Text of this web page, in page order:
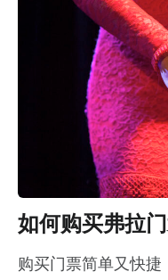
如何购买弗拉
购买门票简单又快捷